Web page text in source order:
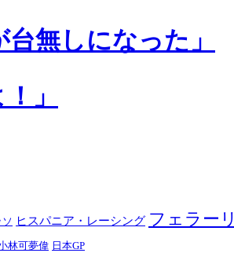
無しになった」
」
ソ ヒスパニア・レーシング フェラーリ
林可夢偉 日本GP